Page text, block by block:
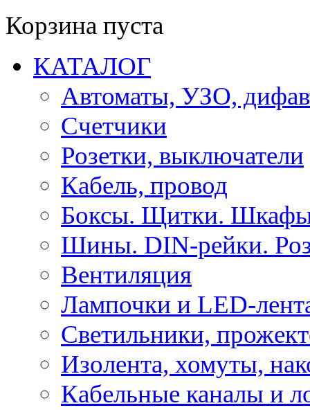
Корзина пуста
КАТАЛОГ
Автоматы, УЗО,
Счетчики
Розетки, выключатели
Кабель, провод
Боксы. Щитки.
Шины. DIN-рейки.
Вентиляция
Лампочки и LED-
Светильники,
Изолента, хомуты,
Кабельные каналы и